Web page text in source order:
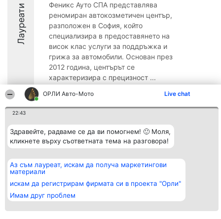
ОРЛИ Aвто-Mото Live chat
22:43
Здравейте, радваме се да ви помогнем! 🙂 Моля,
кликнете върху съответната тема на разговора!
Аз съм лауреат, искам да получа маркетингови
материали
искам да регистрирам фирмата си в проекта "Орли"
Имам друг проблем
Лауреати
Феникс Ауто СПА представлява
реномиран автокозметичен център,
разположен в София, който
специализира в предоставянето на
висок клас услуги за поддръжка и
грижа за автомобили. Основан през
2012 година, центърът се
характеризира с прецизност ...
Организатор на
класиране
Beautiful Company S.R.L.
Sus Nr. 2, Bl. A30, Sc. A, Et.
4, Ap. 13
București 53-238
CUI 36737675
Класация
Списък на
победители
Правила
Политика за
Контакти